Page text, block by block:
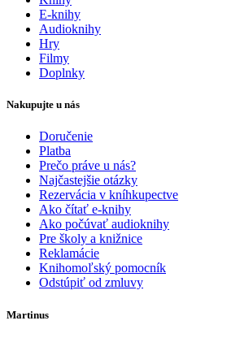
E-knihy
Audioknihy
Hry
Filmy
Doplnky
Nakupujte u nás
Doručenie
Platba
Prečo práve u nás?
Najčastejšie otázky
Rezervácia v kníhkupectve
Ako čítať e-knihy
Ako počúvať audioknihy
Pre školy a knižnice
Reklamácie
Knihomoľský pomocník
Odstúpiť od zmluvy
Martinus